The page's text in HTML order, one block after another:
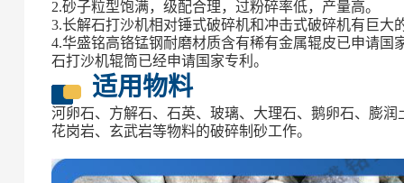
2.砂子粒型饱满，级配合理，过粉碎率低，产量高。
3.长解石打沙机相对锤式破碎机和冲击式破碎机有巨大
4.华盛铭高铬锰钢耐磨材质含有稀有金属辊皮已申请
石打沙机辊筒已经申请国家专利。
适用物料
河卵石、方解石、石英、玻璃、大理石、鹅卵石、膨
花岗岩、玄武岩等物料的破碎制砂工作。